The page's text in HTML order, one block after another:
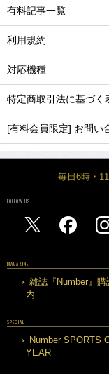
有料記事一覧
利用規約
対応機種
特定商取引法に基づく
[有料会員限定] お問い
毎日6時・
FOLLOW US
MAGAZINE
雑誌『Number』購
内
SPECIAL
Number SPORTS
YEAR